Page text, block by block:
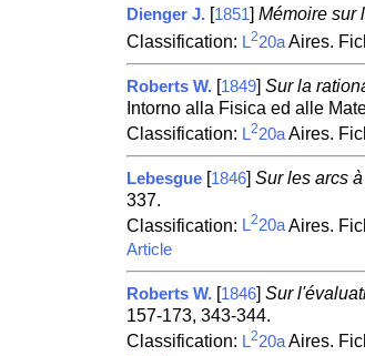
Dienger J. [1851] Mémoire sur
Classification: L220aAires.
Roberts W. [1849] Sur la
Intorno alla Fisica ed alle
Classification: L220aAires.
Lebesgue [1846] Sur les arcs
337.
Classification: L220aAires.
Article
Roberts W. 1846] Sur
157-173, 343-344.
Classification: L220aAires.